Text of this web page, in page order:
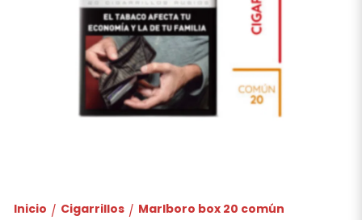
Inicio / Cigarrillos / Marlboro box 20 común